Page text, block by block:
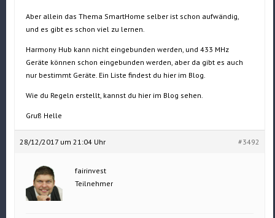
Aber allein das Thema SmartHome selber ist schon aufwändig,
und es gibt es schon viel zu lernen.
Harmony Hub kann nicht eingebunden werden, und 433 MHz
Geräte können schon eingebunden werden, aber da gibt es auch
nur bestimmt Geräte. Ein Liste findest du hier im Blog.
Wie du Regeln erstellt, kannst du hier im Blog sehen.
Gruß Helle
28/12/2017 um 21:04 Uhr #3492
fairinvest
Teilnehmer